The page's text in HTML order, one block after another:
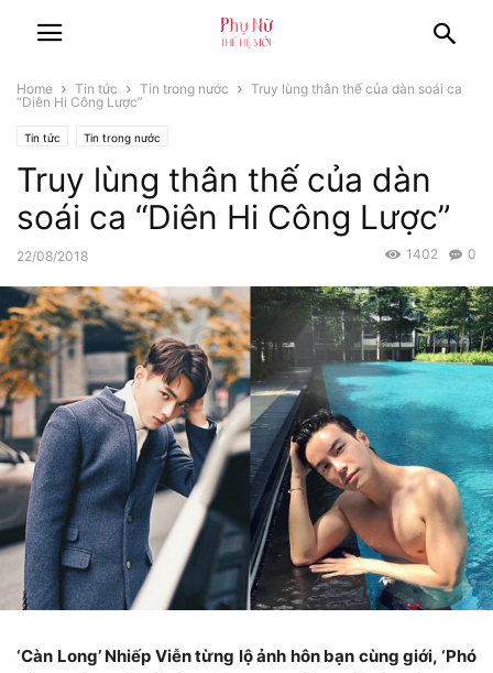
Home Tin tức Tin trong nước
Truy lùng thân thế của dàn soái ca
“Diên Hi Công Lược”
Tin tức Tin trong nước
Truy lùng thân thế của dàn
soái ca “Diên Hi Công Lược”
22/08/2018 0
1402
‘Càn Long’ Nhiếp Viễn từng lộ ảnh hôn bạn cùng giới, ‘Phó